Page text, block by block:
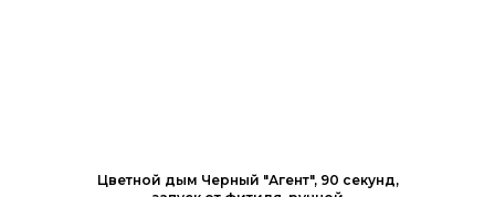
Цветной дым Черный "Агент", 90 секунд,